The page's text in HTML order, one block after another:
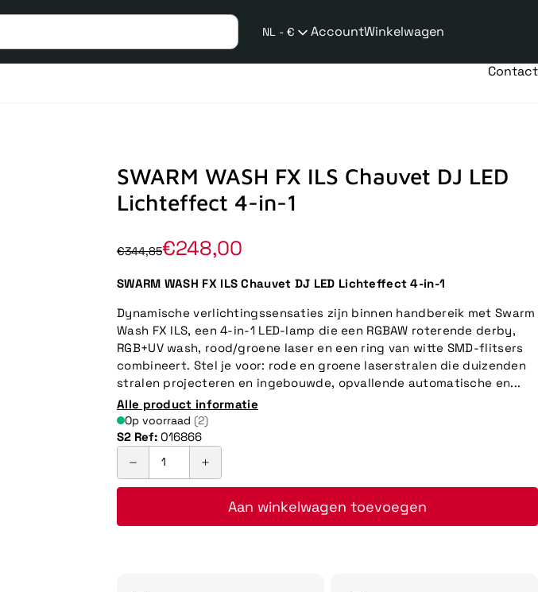
NL - €
taalwijziging
AccountWinkelwagen
Contact
SWARM WASH FX ILS Chauvet DJ LED
Lichteffect 4-in-1
€344,85€248,00
SWARM WASH FX ILS Chauvet DJ LED Lichteffect 4-in-1
Dynamische verlichtingssensaties zijn binnen handbereik met Swarm
Wash FX ILS, een 4-in-1 LED-lamp die een RGBAW roterende derby,
RGB+UV wash, rood/groene laser en een ring van witte SMD-flitsers
combineert. Stel je voor: rode en groene laserstralen die duizenden
stralen projecteren en ingebouwde, opvallende automatische en...
Alle product informatie
Op voorraad (2)
S2 Ref: 016866
Aan winkelwagen toevoegen